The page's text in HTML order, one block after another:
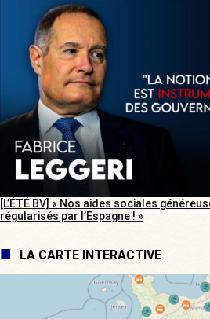
[L’ÉTÉ BV] « Nos aides sociales
régularisés par l’Espagne ! »
LA CARTE INTERACTIVE